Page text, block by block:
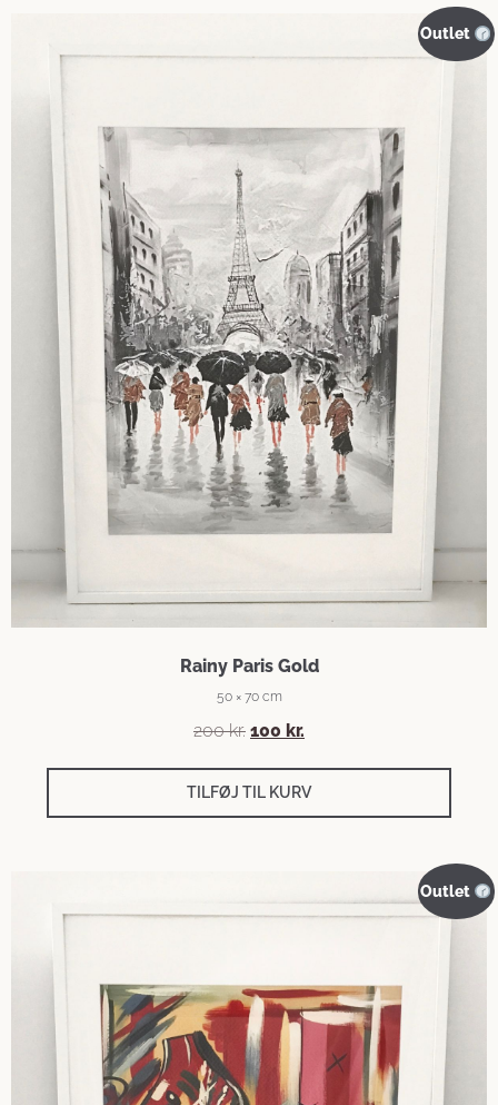
Outlet
Rainy Paris Gold
50 × 70 cm
200kr. 100 kr.
TILFØJ TIL KURV
Outlet